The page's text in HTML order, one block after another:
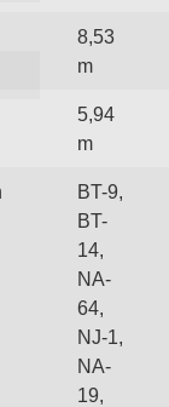
8,53
m
5,94
m
BT-9,
BT-
14,
NA-
64,
NJ-1,
NA-
19,